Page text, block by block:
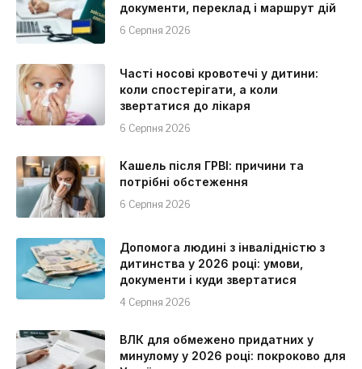
документи, переклад і маршрут дій
6 Серпня 2026
Часті носові кровотечі у дитини:
коли спостерігати, а коли
звертатися до лікаря
6 Серпня 2026
Кашель після ГРВІ: причини та
потрібні обстеження
6 Серпня 2026
Допомога людині з інвалідністю з
дитинства у 2026 році: умови,
документи і куди звертатися
4 Серпня 2026
ВЛК для обмежено придатних у
минулому у 2026 році: покроково для